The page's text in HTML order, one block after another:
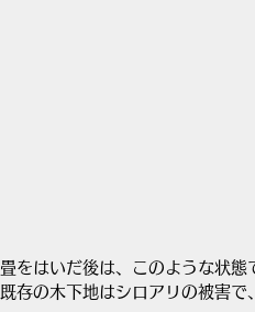
畳をはいだ後は、このような状態
既存の木下地はシロアリの被害で